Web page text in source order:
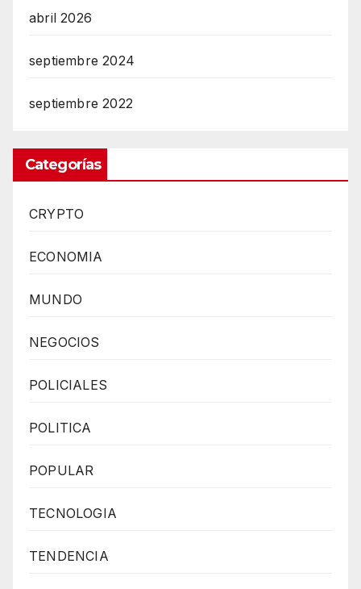
abril 2026
septiembre 2024
septiembre 2022
Categorías
CRYPTO
ECONOMIA
MUNDO
NEGOCIOS
POLICIALES
POLITICA
POPULAR
TECNOLOGIA
TENDENCIA